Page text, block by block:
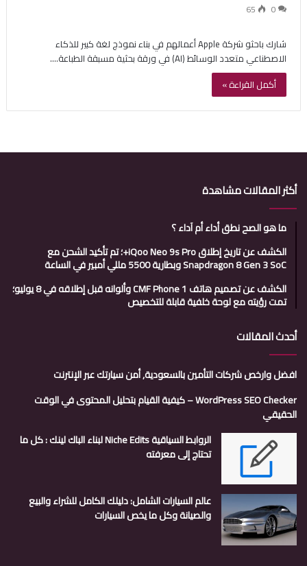
0
65
شارك باحثو شركة Apple أعمالهم في بناء نموذج لغة كبير للذكاء
الاصطناعي متعدد الوسائط (AI) في ورقة بحثية مسبقة الطباعة.…
أكمل القراءة »
أكثر المقالات مشاهدة
ما هو الصح نطق أداء أم آداء ؟
الكشف عن تاريخ إطلاق iQoo Neo 9s Pro+؛ تم تأكيد الشحن مع
Snapdragon 8 Gen 3 SoC وبطارية 5500 مللي أمبير في الساعة
الكشف عن تصميم هاتف CMF Phone 1 وألوانه قبل إطلاقه في 8 يوليو؛
تمت رؤيته مع لوحة خلفية قابلة للتخصيص
أحدث المقالات
افضل وارخص شركات التأمين بالسعودية, أمن سيارتك عبر الإنترنت
WordPress SEO Checker – كيفية القيام بتحليل المحتوى في الوقت
الحقيقي
الروابط السياقية Niche Edits لبناء الباك لينك : كل ما
تحتاج إلى معرفته
عالم السيارات الشامل: دليلك الكامل للشراء والبيع
والصيانة وكل ما يخص السيارات